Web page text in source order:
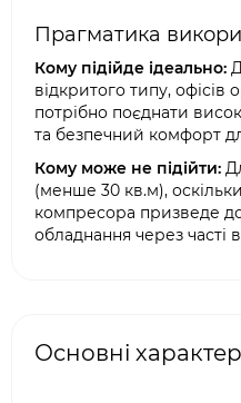
Прагматика
Кому підійде ідеально:
відкритого типу, офісів
потрібно поєднати
та безпечний комфорт
Кому може не підійти:
(менше 30 кв.м),
компресора призведе
обладнання через часті
Основні